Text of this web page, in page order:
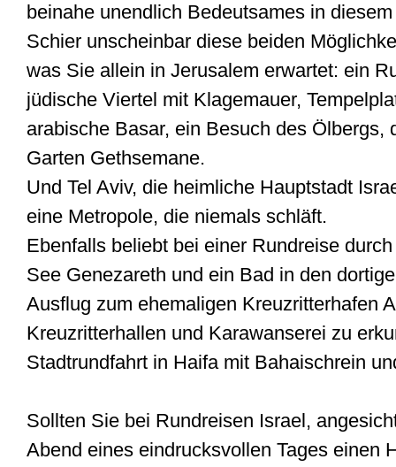
beinahe unendlich Bedeutsames in
Schier unscheinbar diese beiden
was Sie allein in Jerusalem erwartet: ein
jüdische Viertel mit Klagemauer,
arabische Basar, ein Besuch des Ölbergs,
Garten Gethsemane.
Und Tel Aviv, die heimliche Hauptstadt
eine Metropole, die niemals schläft.
Ebenfalls beliebt bei einer Rundreise
See Genezareth und ein Bad in den
Ausflug zum ehemaligen Kreuzritterhafen
Kreuzritterhallen und Karawanserei zu
Stadtrundfahrt in Haifa mit Bahaischrein
Sollten Sie bei Rundreisen Israel,
Abend eines eindrucksvollen Tages einen